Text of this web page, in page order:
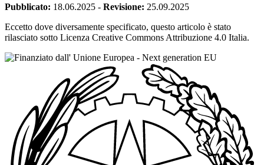
Pubblicato: 18.06.2025 - Revisione: 25.09.2025
Eccetto dove diversamente specificato, questo articolo è stato
rilasciato sotto Licenza Creative Commons Attribuzione 4.0 Italia.